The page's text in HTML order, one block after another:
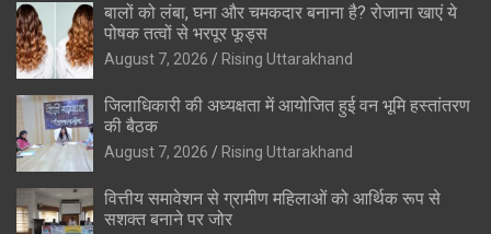
बालों को लंबा, घना और चमकदार बनाना है? रोजाना खाएं ये
पोषक तत्वों से भरपूर फूड्स
August 7, 2026 Rising Uttarakhand
जिलाधिकारी की अध्यक्षता में आयोजित हुई वन भूमि हस्तांतरण
की बैठक
August 7, 2026 Rising Uttarakhand
वित्तीय समावेशन से ग्रामीण महिलाओं को आर्थिक रूप से
सशक्त बनाने पर जोर